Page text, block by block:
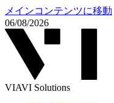
メインコンテンツに移動
06/08/2026
VIAVI Solutions